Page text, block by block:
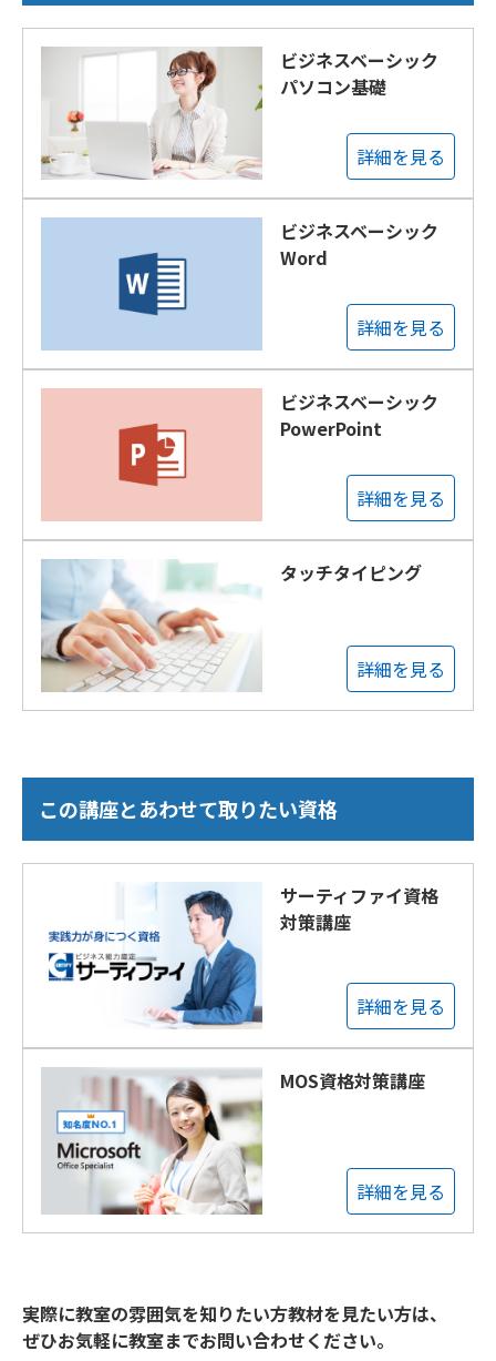
ビジネスベーシック
パソコン基礎
詳細を見る
ビジネスベーシック
Word
詳細を見る
ビジネスベーシック
PowerPoint
詳細を見る
タッチタイピング
詳細を見る
この講座とあわせて取りたい資格
サーティファイ資格
対策講座
詳細を見る
MOS資格対策講座
詳細を見る
実際に教室の雰囲気を知りたい方教材を見たい方は、
ぜひお気軽に教室までお問い合わせください。